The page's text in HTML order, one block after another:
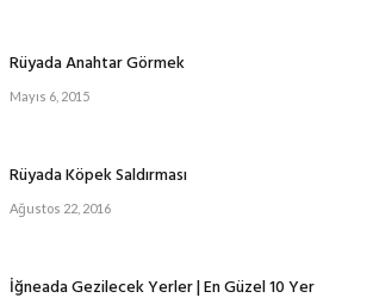
Rüyada Anahtar Görmek
Mayıs 6, 2015
Rüyada Köpek Saldırması
Ağustos 22, 2016
İğneada Gezilecek Yerler | En Güzel 10 Yer